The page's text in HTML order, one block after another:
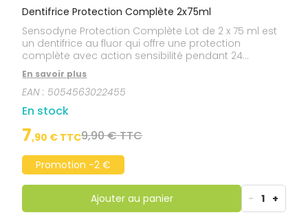
Dentifrice Protection Complète 2x75ml
Sensodyne Protection Complète Lot de 2 x 75 ml est
un dentifrice au fluor qui offre une protection
complète avec action sensibilité pendant 24
heures.Ce dentifrice agit en effet sur : la sensibilité, la
fraîcheur, la plaque dentaire, la blancheur et les
caries.Tous les dentifrices Sensodyne sont conçus
pour soulager efficacement la sensibilité dentaire en
formant une barrière protectrice qui bloque le
message douloureux.
En savoir plus
EAN : 5054563022455
En stock
7,90 € TTC9,90 € TTC
Promotion -2 €
Ajouter au panier - 1 +